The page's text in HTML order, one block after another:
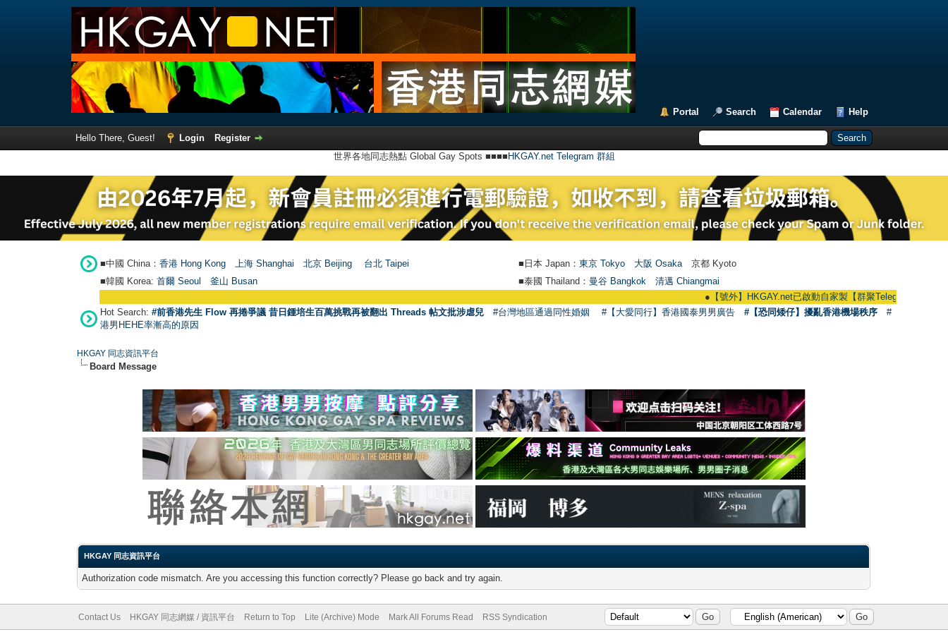
Portal Search Calendar Help
Hello There, Guest! Login
Register
世界各地同志熱點 Global Gay Spots ■■■■ HKGAY.net Telegram 群組
■中國 China： 香港 Hong Kong 上海 Shanghai 北京 Beijing 台北 Taipei ■日本 Japan： 東京 Tokyo 大阪 Osaka 京都 Kyoto
■韓國 Korea: 首爾 Seou 釜山 Busan ■泰國 Thailand： 曼谷 Bangkok
清邁 Chiangmai
【號外】HKGAY.net已啟動自家製【群聚Telegram群組】
Hot Search: #前香港先生 Flow 再捲爭議 昔日鍾培生百萬挑戰再被翻出 Threads 帖文批涉虐兒 #台灣地區通過同性婚姻 #【大愛同行】香港國泰男男廣告 #【恐同矮仔】擾亂香港機場秩序
#
港男HEHE率漸高的原因
HKGAY 同志資訊平台
Board Message
HKGAY 同志資訊平台
Authorization code mismatch. Are you accessing this function correctly? Please go back and try again.
Contact Us HKGAY 同志網媒 / 資訊平台 Return to Top Lite (Archive) Mode Mark All Forums Read RSS Syndication